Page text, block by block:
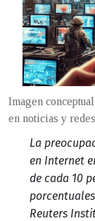
Imagen
en noticias y redes
La
en Internet
de cada 10
Reuters